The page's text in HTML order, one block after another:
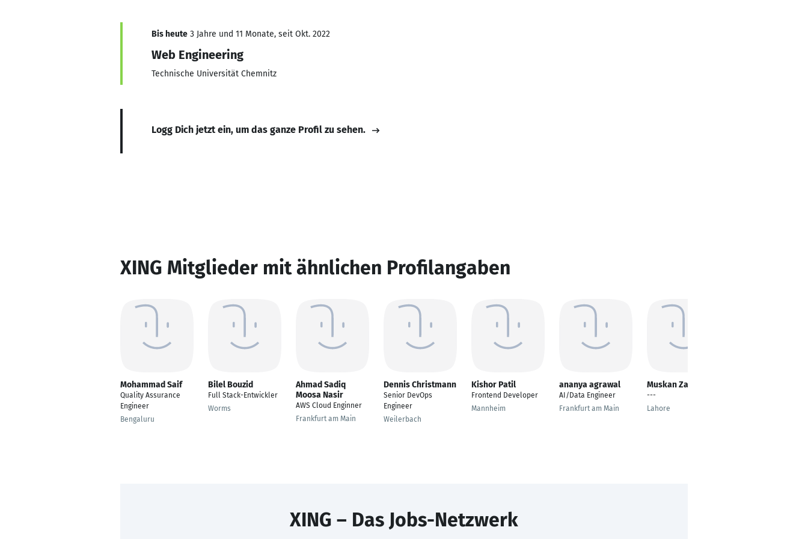
Bis heute 3 Jahre und 11 Monate, seit Okt. 2022
Web Engineering
Technische Universität Chemnitz
Logg Dich jetzt ein, um das ganze Profil zu sehen.
XING Mitglieder mit ähnlichen Profilangaben
Mohammad Saif
Quality Assurance
Engineer
Bengaluru
Bilel Bouzid
Full Stack-Entwickler
Worms
Ahmad Sadiq
Moosa Nasir
AWS Cloud Enginner
Frankfurt am Main
Dennis Christmann
Senior DevOps
Engineer
Weilerbach
Kishor Patil
Frontend Developer
Mannheim
ananya agrawal
AI/Data Engineer
Frankfurt am Main
Muskan Zahra
---
Lahore
XING – Das Jobs-Netzwerk